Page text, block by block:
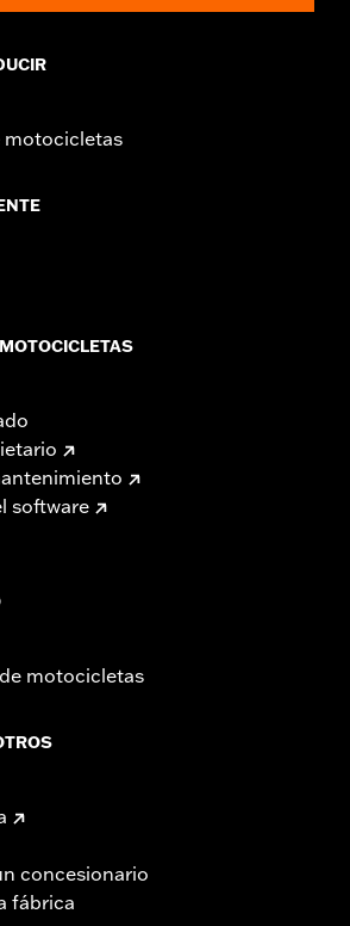
motocicletas
software
motocicletas
concesionario
fábrica